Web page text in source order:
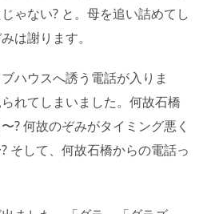
ゃない? と。母を追い詰めてし
は謝ります。
ハウスへ誘う電話が入りま
れてしまいました。何故石橋
? 何故のぞみがタイミング悪く
そして、何故石橋からの電話っ